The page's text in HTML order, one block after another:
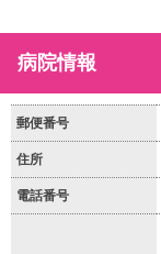
病院情報
郵便番号
住所
電話番号